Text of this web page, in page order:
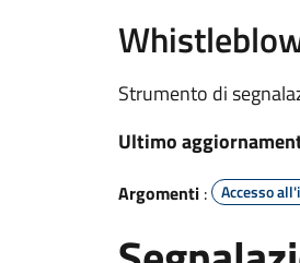
Strumento di
Ultimo
Argomenti : Accesso